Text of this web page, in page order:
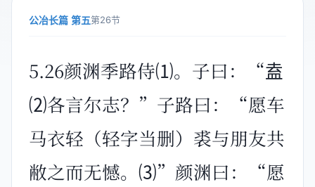
公冶长篇 第五第26节
5.26颜渊季路侍⑴。子曰：“盍
⑵各言尔志？”子路曰：“愿车
马衣轻（轻字当删）裘与朋友共
敝之而无憾。⑶”颜渊曰：“愿